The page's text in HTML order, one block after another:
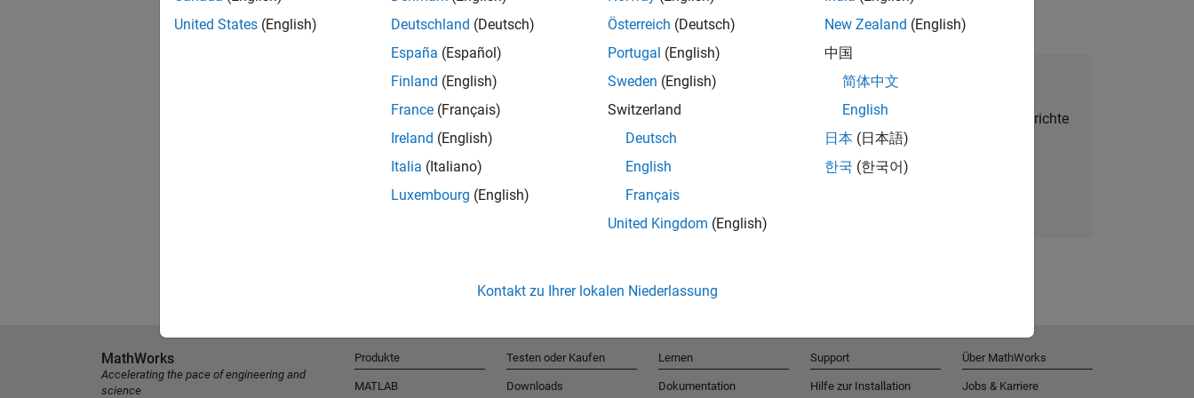
Talent Network beitreten
Erhalten Sie personalisierte Stellenangebote, Berichte
und Unternehmensneuigkeiten.
United States (English)
Deutschland (Deutsch)
España (Español)
Finland (English)
France (Français)
Ireland (English)
Italia (Italiano)
Luxembourg (English)
Österreich (Deutsch)
Portugal (English)
Sweden (English)
Switzerland
Deutsch
English
Français
United Kingdom (English)
New Zealand (English)
中国
简体中文
English
日本 (日本語)
한국 (한국어)
Kontakt zu Ihrer lokalen Niederlassung
MathWorks
Accelerating the pace of engineering and
science
Produkte
MATLAB
Testen oder Kaufen
Downloads
Lernen
Dokumentation
Support
Hilfe zur Installation
Über MathWorks
Jobs & Karriere